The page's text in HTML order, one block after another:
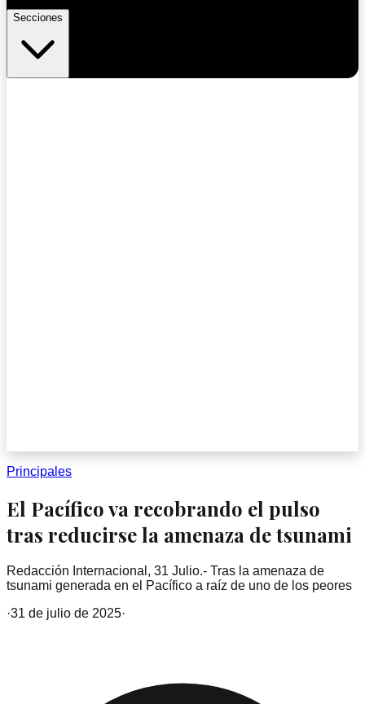
Secciones
Principales
El Pacífico va recobrando el pulso
tras reducirse la amenaza de tsunami
Redacción Internacional, 31 Julio.- Tras la amenaza de
tsunami generada en el Pacífico a raíz de uno de los peores
·31 de julio de 2025·